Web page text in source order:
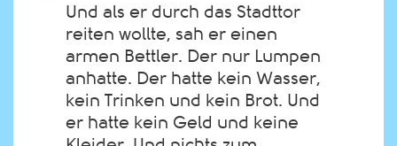
Und als er durch das Stadttor
reiten wollte, sah er einen
armen Bettler. Der nur Lumpen
anhatte. Der hatte kein Wasser,
kein Trinken und kein Brot. Und
er hatte kein Geld und keine